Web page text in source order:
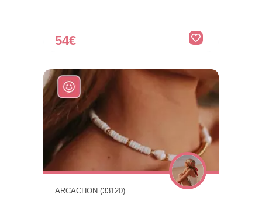
54€
ARCACHON (33120)